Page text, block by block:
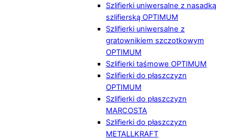
Szlifierki uniwersalne z nasadką
szlifierską OPTIMUM
Szlifierki uniwersalne z
gratownikiem szczotkowym
OPTIMUM
Szlifierki taśmowe OPTIMUM
Szlifierki do płaszczyzn
OPTIMUM
Szlifierki do płaszczyzn
MARCOSTA
Szlifierki do płaszczyzn
METALLKRAFT